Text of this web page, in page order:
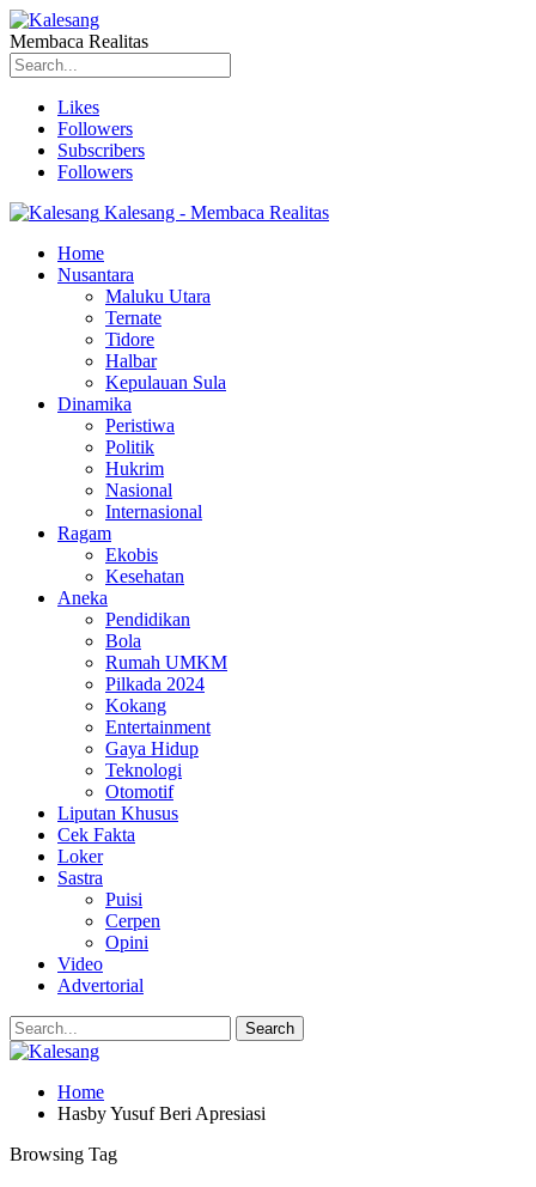
Membaca Realitas
Likes
Followers
Subscribers
Followers
Kalesang - Membaca Realitas
Home
Nusantara
Maluku Utara
Ternate
Tidore
Halbar
Kepulauan Sula
Dinamika
Peristiwa
Politik
Hukrim
Nasional
Internasional
Ragam
Ekobis
Kesehatan
Aneka
Pendidikan
Bola
Rumah UMKM
Pilkada 2024
Kokang
Entertainment
Gaya Hidup
Teknologi
Otomotif
Liputan Khusus
Cek Fakta
Loker
Sastra
Puisi
Cerpen
Opini
Video
Advertorial
Home
Hasby Yusuf Beri Apresiasi
Browsing Tag